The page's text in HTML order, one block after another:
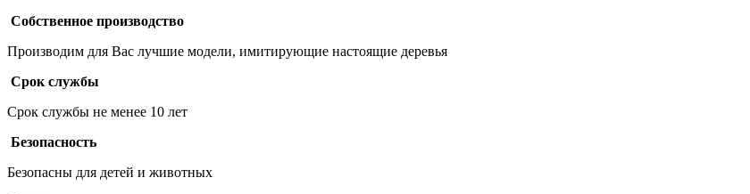
Собственное производство
Производим для Вас лучшие модели, имитирующие настоящие деревья
Срок службы
Срок службы не менее 10 лет
Безопасность
Безопасны для детей и животных